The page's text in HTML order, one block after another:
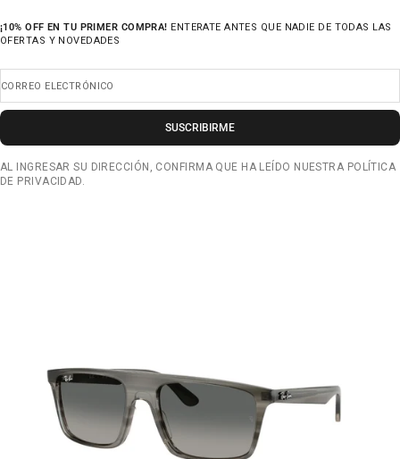
¡10% OFF EN TU PRIMER COMPRA! ENTERATE ANTES QUE NADIE DE TODAS LAS
OFERTAS Y NOVEDADES
CORREO ELECTRÓNICO
SUSCRIBIRME
AL INGRESAR SU DIRECCIÓN, CONFIRMA QUE HA LEÍDO NUESTRA POLÍTICA
DE PRIVACIDAD.